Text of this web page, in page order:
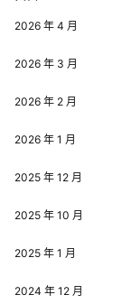
2026 年 4 月
2026 年 3 月
2026 年 2 月
2026 年 1 月
2025 年 12 月
2025 年 10 月
2025 年 1 月
2024 年 12 月